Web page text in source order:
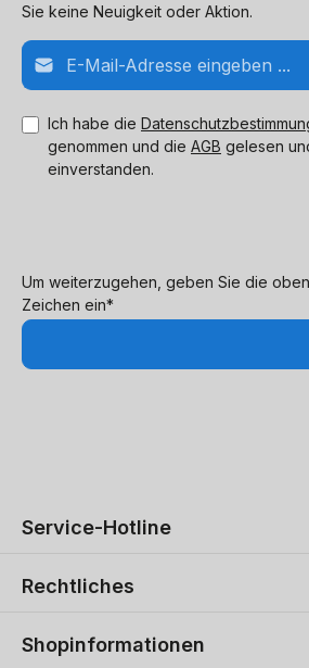
Sie keine Neuigkeit oder Aktion.
E-Mail-Adresse*
Ich habe die
genommen und die AGB gelesen
einverstanden.
Um weiterzugehen, geben Sie die
Zeichen ein*
Service-Hotline
Rechtliches
Shopinformationen